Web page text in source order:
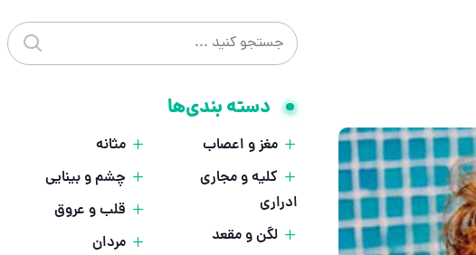
جستجو در سایت
دسته بندی‌ها
مغز و اعصاب
کلیه و مجاری
ادراری
لگن و مقعد
مثانه
چشم و بینایی
قلب و عروق
مردان